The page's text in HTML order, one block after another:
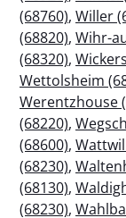
(68760), Willer
(68820), Wihr-
(68320),
Wettolsheim
Werentzhouse
(68220),
(68600),
(68230),
(68130),
(68230),